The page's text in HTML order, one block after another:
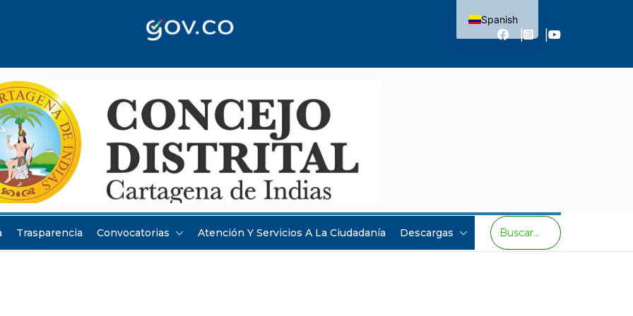
Trasparencia Convocatorias Atención Y Servicios A La Ciudadanía Descargas
Spanish
English